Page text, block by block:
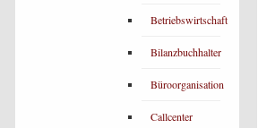
Betriebswirtschaft
Bilanzbuchhalter
Büroorganisation
Callcenter